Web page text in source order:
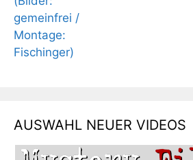
AUSWAHL NEUER VIDEOS